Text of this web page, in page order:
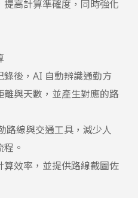
高計算準確度，同時強化
後，AI 自動辨識通勤方
與天數，並產生對應的路
路線與交通工具，減少人
。
效率，並提供路線截圖佐